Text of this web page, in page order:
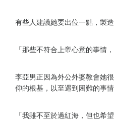
有些人建議她要出位一點，製
「那些不符合上帝心意的事情
李亞男正因為外公外婆教會她
仰的根基，以至遇到困難的事情
「我雖不至於過紅海，但也希